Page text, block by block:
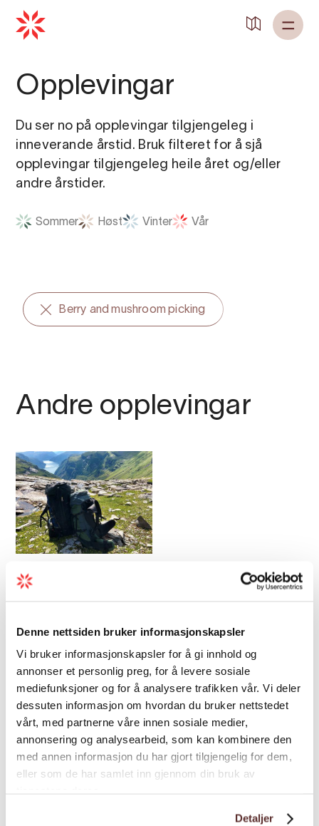
Denne nettsiden bruker informasjonskapsler
Vi bruker informasjonskapsler for å gi innhold og
annonser et personlig preg, for å levere sosiale
mediefunksjoner og for å analysere trafikken vår. Vi deler
dessuten informasjon om hvordan du bruker nettstedet
vårt, med partnerne våre innen sosiale medier,
annonsering og analysearbeid, som kan kombinere den
med annen informasjon du har gjort tilgjengelig for dem,
eller som de har samlet inn gjennom din bruk av
Detaljer
Opplevingar
Du ser no på opplevingar tilgjengeleg i
inneverande årstid. Bruk filteret for å sjå
opplevingar tilgjengeleg heile året og/eller
andre årstider.
Sommer Høst Vinter Vår
Berry and mushroom picking
Andre opplevingar
Bær og sopplukking | Familie |
Fotospot